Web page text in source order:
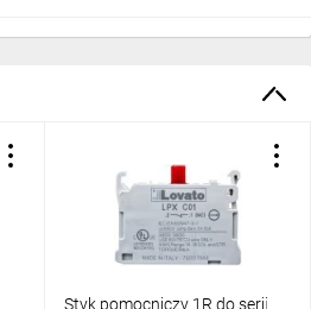
Styk pomocniczy 1R do serii